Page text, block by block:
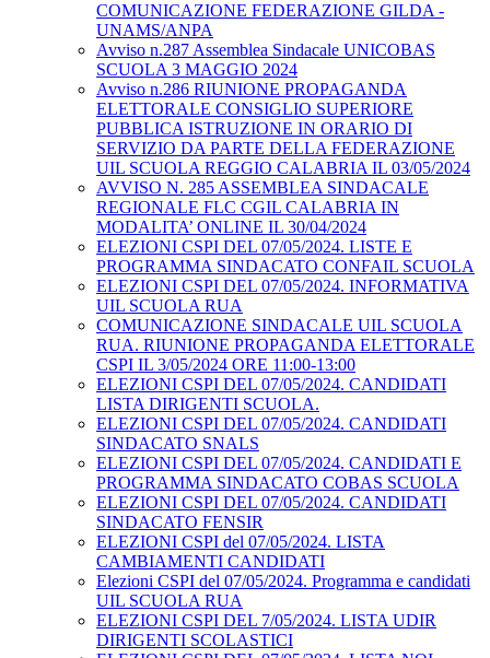
COMUNICAZIONE FEDERAZIONE GILDA -
UNAMS/ANPA
Avviso n.287 Assemblea Sindacale UNICOBAS
SCUOLA 3 MAGGIO 2024
Avviso n.286 RIUNIONE PROPAGANDA
ELETTORALE CONSIGLIO SUPERIORE
PUBBLICA ISTRUZIONE IN ORARIO DI
SERVIZIO DA PARTE DELLA FEDERAZIONE
UIL SCUOLA REGGIO CALABRIA IL 03/05/2024
AVVISO N. 285 ASSEMBLEA SINDACALE
REGIONALE FLC CGIL CALABRIA IN
MODALITA’ ONLINE IL 30/04/2024
ELEZIONI CSPI DEL 07/05/2024. LISTE E
PROGRAMMA SINDACATO CONFAIL SCUOLA
ELEZIONI CSPI DEL 07/05/2024. INFORMATIVA
UIL SCUOLA RUA
COMUNICAZIONE SINDACALE UIL SCUOLA
RUA. RIUNIONE PROPAGANDA ELETTORALE
CSPI IL 3/05/2024 ORE 11:00-13:00
ELEZIONI CSPI DEL 07/05/2024. CANDIDATI
LISTA DIRIGENTI SCUOLA.
ELEZIONI CSPI DEL 07/05/2024. CANDIDATI
SINDACATO SNALS
ELEZIONI CSPI DEL 07/05/2024. CANDIDATI E
PROGRAMMA SINDACATO COBAS SCUOLA
ELEZIONI CSPI DEL 07/05/2024. CANDIDATI
SINDACATO FENSIR
ELEZIONI CSPI del 07/05/2024. LISTA
CAMBIAMENTI CANDIDATI
Elezioni CSPI del 07/05/2024. Programma e candidati
UIL SCUOLA RUA
ELEZIONI CSPI DEL 7/05/2024. LISTA UDIR
DIRIGENTI SCOLASTICI